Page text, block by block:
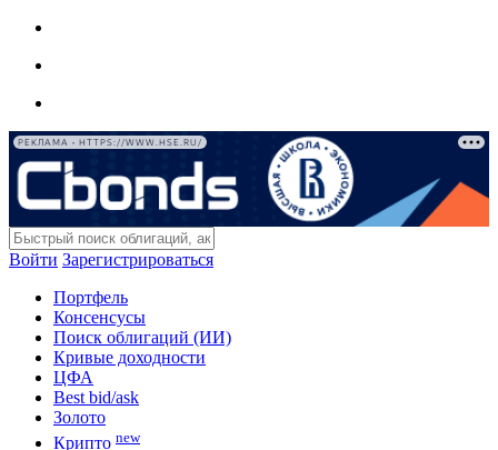
РЕКЛАМА • HTTPS://WWW.HSE.RU/
Войти Зарегистрироваться
Портфель
Консенсусы
Поиск облигаций (ИИ)
Кривые доходности
ЦФА
Best bid/ask
Золото
Крипто new